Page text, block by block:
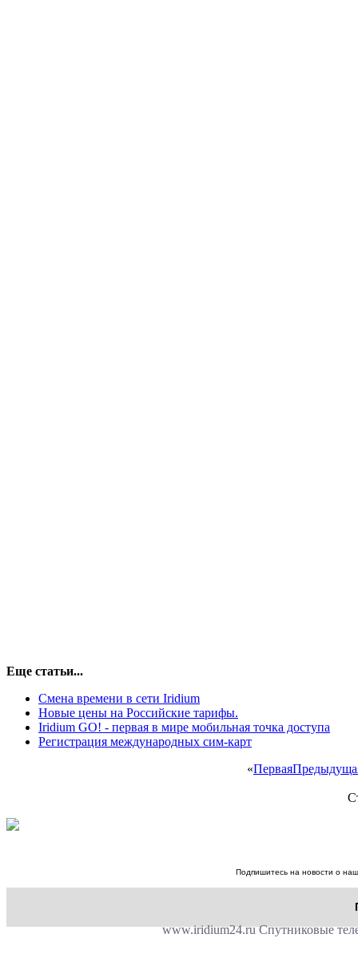
Еще статьи...
Смена времени в сети Iridium
Новые цены на Российские тарифы.
Iridium GO! - первая в мире мобильная точка доступа
Регистрация международных сим-карт
«Первая
Подпишитесь на новости о
www.iridium24.ru Спутниковые